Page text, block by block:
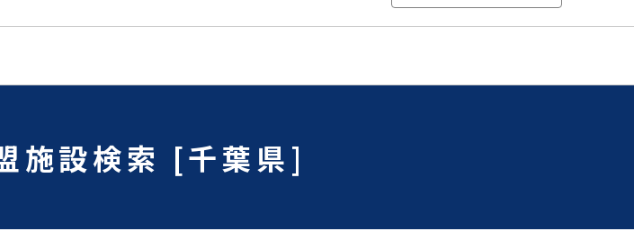
施設検索 [千葉県]